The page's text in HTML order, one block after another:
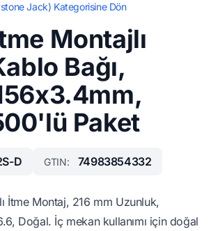
Jack) Kategorisine Dön
Montajlı
Bağı,
Paket
D GTIN: 74983854332
İtme Montaj, 216 mm Uzunluk,
Doğal. İç mekan kullanımı için doğal